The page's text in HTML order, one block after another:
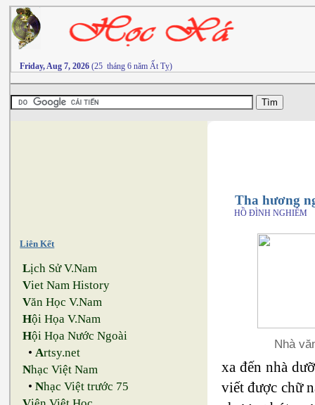
Friday, Aug 7, 2026 (25 tháng 6 năm Ất Tỵ)
Liên Kết
Lịch Sử V.Nam
Viet Nam History
Văn Học V.Nam
Hội Họa V.Nam
Hội Họa Nước Ngoài
•Artsy.net
Nhạc Việt Nam
•Nhạc Việt trước 75
Tha hương
HỒ ĐÌNH NGHIÊM
Nhà
xa đến nhà
viết được chữ